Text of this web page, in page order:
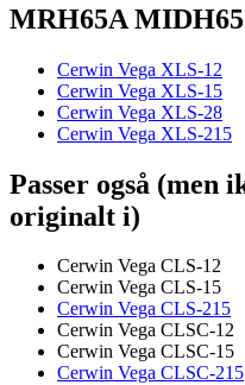
MRH65A
Cerwin Vega XLS-12
Cerwin Vega XLS-15
Cerwin Vega XLS-28
Cerwin Vega XLS-215
Passer også (men
originalt i)
Cerwin Vega CLS-12
Cerwin Vega CLS-15
Cerwin Vega CLS-215
Cerwin Vega CLSC-12
Cerwin Vega CLSC-15
Cerwin Vega CLSC-215